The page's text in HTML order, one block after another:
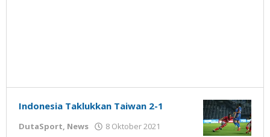
Indonesia Taklukkan Taiwan 2-1
DutaSport, News 8 Oktober 2021